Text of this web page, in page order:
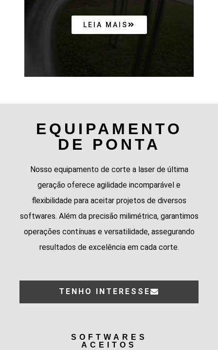
LEIA MAIS
EQUIPAMENTO
DE PONTA
Nosso equipamento de corte a laser de última
geração oferece agilidade incomparável e
flexibilidade para aceitar projetos de diversos
softwares. Além da precisão milimétrica, garantimos
operações contínuas e versatilidade, assegurando
resultados de excelência em cada corte.
TENHO INTERESSE
SOFTWARES
ACEITOS